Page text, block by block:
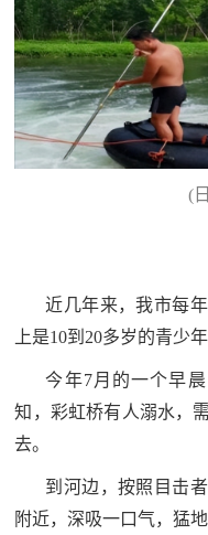
(
近几年来，我市每
上是10到20多岁的青少年
今年7月的一个早
知，彩虹桥有人溺水，
去。
到河边，按照目击
附近，深吸一口气，猛